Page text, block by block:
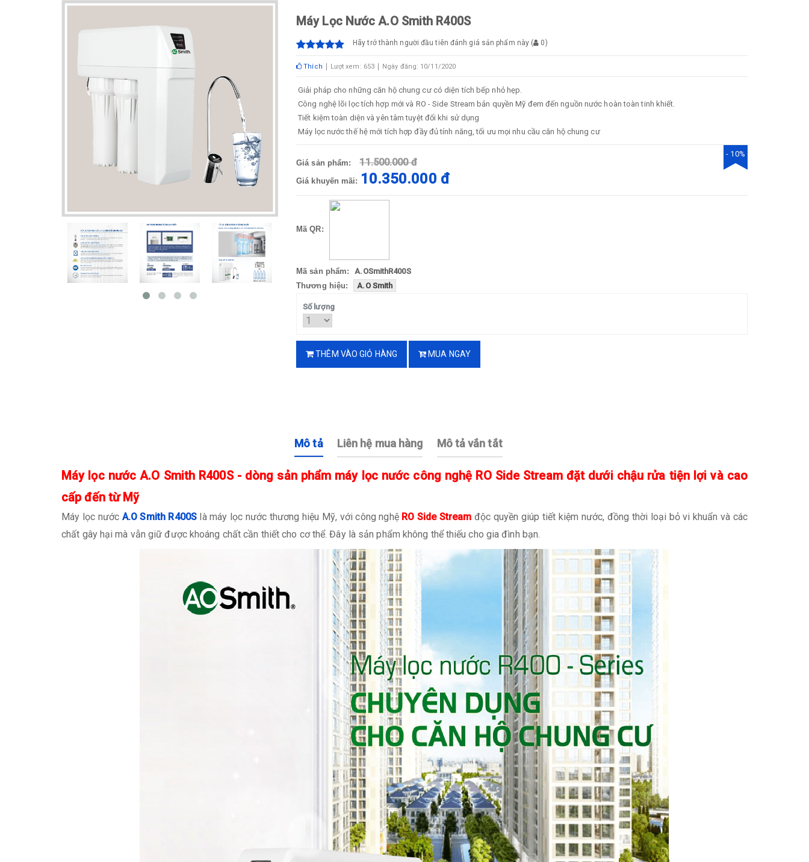
Máy Lọc Nước A.O Smith R400S
Hãy trở thành người đầu tiên đánh giá sản phẩm này ( 0)
Thích Lượt xem: 653 Ngày đăng: 10/11/2020
Giải pháp cho những căn hộ chung cư có diện tích bếp nhỏ hẹp.
Công nghệ lõi lọc tích hợp mới và RO - Side Stream bản quyền Mỹ đem đến nguồn nước hoàn toàn tinh khiết.
Tiết kiệm toàn diện và yên tâm tuyệt đối khi sử dụng
Máy lọc nước thế hệ mới tích hợp đầy đủ tính năng, tối ưu mọi nhu cầu căn hộ chung cư
Giá sản phẩm: 11.500.000 đ
Giá khuyến mãi: 10.350.000 đ
- 10%
Mã QR:
Mã sản phẩm:
A.OSmithR400S
Thương hiệu:
A.O Smith
Số lượng
THÊM VÀO GIỎ HÀNG MUA NGAY
Mô tả Liên hệ mua hàng Mô tả vắn tắt
Máy lọc nước A.O Smith R400S - dòng sản phẩm máy lọc nước công nghệ RO Side Stream đặt dưới chậu rửa tiện lợi và cao
cấp đến từ Mỹ
Máy lọc nước A.O Smith R400Slà máy lọc nước thương hiệu Mỹ, với công nghệ RO Side Stream độc quyền giúp tiết kiệm nước, đồng thời loại bỏ vi khuẩn và các
chất gây hại mà vẫn giữ được khoáng chất cần thiết cho cơ thể. Đây là sản phẩm không thể thiếu cho gia đình bạn.